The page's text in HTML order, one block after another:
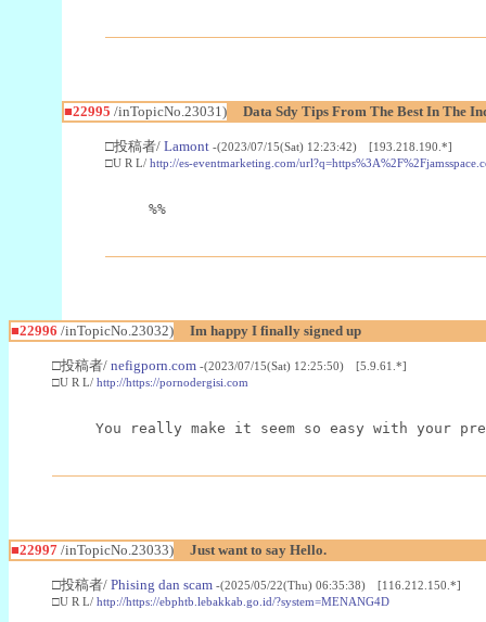
■22995 /inTopicNo.23031) Data Sdy Tips From The Best In The
□投稿者/ Lamont -(2023/07/15(Sat) 12:23:42) [193.218.190.*]
□U R L/ http://es-eventmarketing.com/
%%
■22996 /inTopicNo.23032) Im happy I finally signed up
□投稿者/ nefigporn.com -(2023/07/15(Sat) 12:25:50) [5.9.61.*]
□U R L/ http://https://pornodergisi.com
You really make it seem so easy with your
■22997 /inTopicNo.23033) Just want to say Hello.
□投稿者/ Phising dan scam -(2025/05/22(Thu) 06:35:38) [116.212.150.*]
□U R L/ http://https://ebphtb.lebakkab.go.id/?system=MENANG4D